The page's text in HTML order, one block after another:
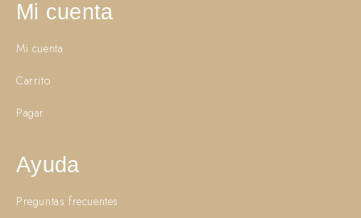
Mi cuenta
Mi cuenta
Carrito
Pagar
Ayuda
Preguntas frecuentes